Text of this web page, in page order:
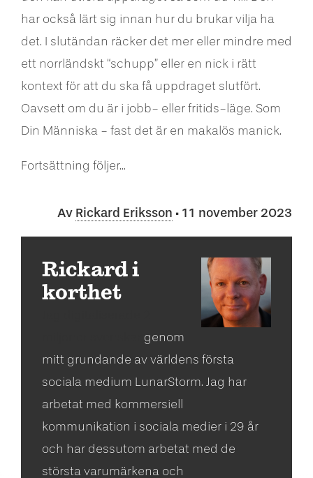
har också lärt sig innan hur du brukar vilja ha
det. I slutändan räcker det mer eller mindre med
ett norrländskt “schupp” eller en nick i rätt
kontext för att du ska få uppdraget slutfört.
Oavsett om du är i jobb- eller fritids-läge. Som
Din Människa - fast det är en makalös manick.
Fortsättning följer...
Av Rickard Eriksson · 11 november 2023
Rickard i
korthet
genom
mitt grundande av världens första
sociala medium LunarStorm. Jag har
arbetat med kommersiell
kommunikation i sociala medier i 29 år
och har dessutom arbetat med de
största varumärkena och